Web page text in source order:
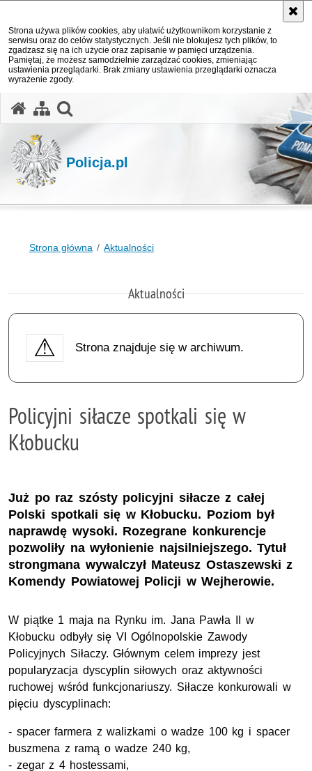
Strona używa plików cookies, aby ułatwić użytkownikom korzystanie z
serwisu oraz do celów statystycznych. Jeśli nie blokujesz tych plików, to
zgadzasz się na ich użycie oraz zapisanie w pamięci urządzenia.
Pamiętaj, że możesz samodzielnie zarządzać cookies, zmieniając
ustawienia przeglądarki. Brak zmiany ustawienia przeglądarki oznacza
wyrażenie zgody.
Policja.pl
Strona główna Aktualności
Aktualności
Strona znajduje się w archiwum.
Policyjni siłacze spotkali się w
Kłobucku
Już po raz szósty policyjni siłacze z całej
Polski spotkali się w Kłobucku. Poziom był
naprawdę wysoki. Rozegrane konkurencje
pozwoliły na wyłonienie najsilniejszego. Tytuł
strongmana wywalczył Mateusz Ostaszewski z
Komendy Powiatowej Policji w Wejherowie.
W piątke 1 maja na Rynku im. Jana Pawła II w
Kłobucku odbyły się VI Ogólnopolskie Zawody
Policyjnych Siłaczy. Głównym celem imprezy jest
popularyzacja dyscyplin siłowych oraz aktywności
ruchowej wśród funkcjonariuszy. Siłacze konkurowali w
pięciu dyscyplinach:
- spacer farmera z walizkami o wadze 100 kg i spacer
buszmena z ramą o wadze 240 kg,
- zegar z 4 hostessami,